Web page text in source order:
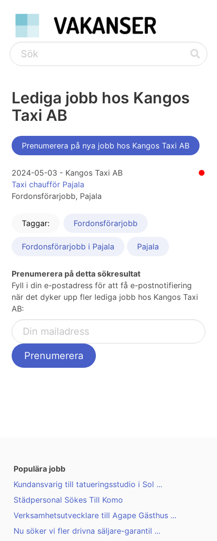
Lediga jobb hos Kangos
Taxi AB
Prenumerera på nya jobb hos Kangos Taxi AB
●
2024-05-03 - Kangos Taxi AB
Taxi chaufför Pajala
Fordonsförarjobb, Pajala
Taggar: Fordonsförarjobb
Fordonsförarjobb i Pajala Pajala
Prenumerera på detta sökresultat
Fyll i din e-postadress för att få e-postnotifiering
när det dyker upp fler lediga jobb hos Kangos Taxi
AB:
Populära jobb
Kundansvarig till tatueringsstudio i Sol ...
Städpersonal Sökes Till Komo
Verksamhetsutvecklare till Agape Gästhus ...
Nu söker vi fler drivna säljare-garantil ...